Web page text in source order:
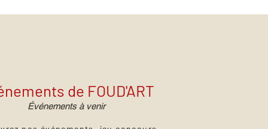
de FOUD'ART
Événements à venir